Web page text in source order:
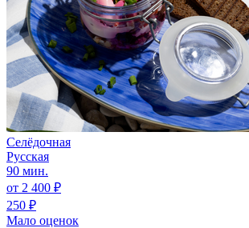
Селёдочная
Русская
90 мин.
от 2 400 ₽
250 ₽
Мало оценок